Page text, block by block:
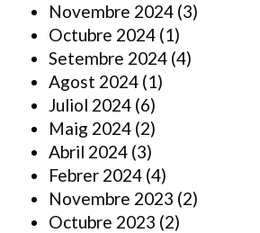
Novembre 2024 (3)
Octubre 2024 (1)
Setembre 2024 (4)
Agost 2024 (1)
Juliol 2024 (6)
Maig 2024 (2)
Abril 2024 (3)
Febrer 2024 (4)
Novembre 2023 (2)
Octubre 2023 (2)